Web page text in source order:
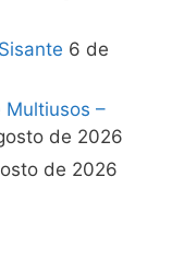
6 de
–
de 2026
de 2026